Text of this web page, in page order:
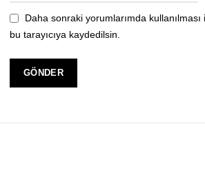
Daha sonraki yorumlarımda
bu tarayıcıya kaydedilsin.